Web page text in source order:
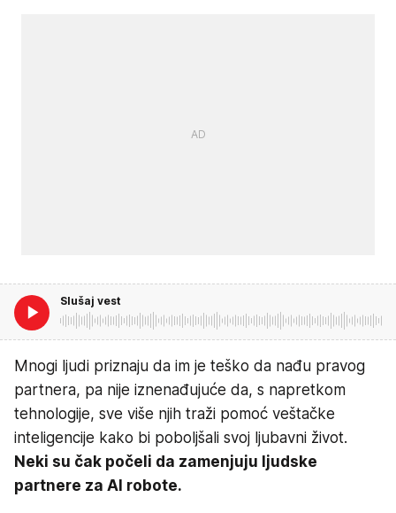
Slušaj vest
Mnogi ljudi priznaju da im je teško da nađu pravog
partnera, pa nije iznenađujuće da, s napretkom
tehnologije, sve više njih traži pomoć veštačke
inteligencije kako bi poboljšali svoj ljubavni život.
Neki su čak počeli da zamenjuju ljudske
partnere za AI robote.